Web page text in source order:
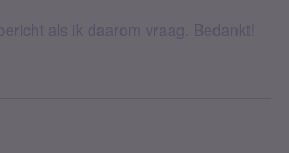
als ik daarom vraag. Bedankt!